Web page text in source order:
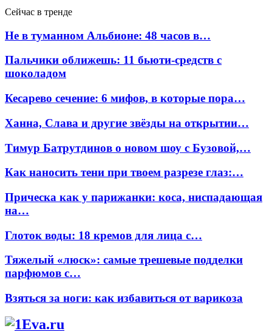
Сейчас в тренде
Не в туманном Альбионе: 48 часов в…
Пальчики оближешь: 11 бьюти-средств с
шоколадом
Кесарево сечение: 6 мифов, в которые пора…
Ханна, Слава и другие звёзды на открытии…
Тимур Батрутдинов о новом шоу с Бузовой,…
Как наносить тени при твоем разрезе глаз:…
Прическа как у парижанки: коса, ниспадающая
на…
Глоток воды: 18 кремов для лица с…
Тяжелый «люск»: самые трешевые подделки
парфюмов с…
Взяться за ноги: как избавиться от варикоза